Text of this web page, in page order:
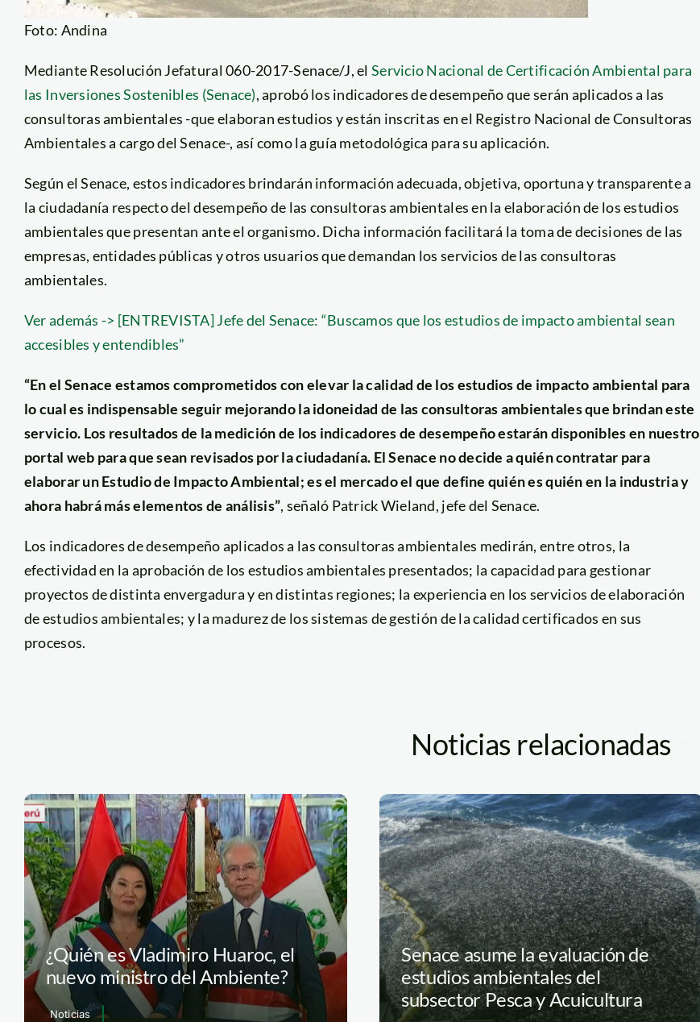
Foto: Andina
Mediante Resolución Jefatural 060-2017-Senace/J, el Servicio Nacional de Certificación Ambiental para
las Inversiones Sostenibles (Senace), aprobó los indicadores de desempeño que serán aplicados a las
consultoras ambientales -que elaboran estudios y están inscritas en el Registro Nacional de Consultoras
Ambientales a cargo del Senace-, así como la guía metodológica para su aplicación.
Según el Senace, estos indicadores brindarán información adecuada, objetiva, oportuna y transparente a
la ciudadanía respecto del desempeño de las consultoras ambientales en la elaboración de los estudios
ambientales que presentan ante el organismo. Dicha información facilitará la toma de decisiones de las
empresas, entidades públicas y otros usuarios que demandan los servicios de las consultoras
ambientales.
Ver además -> [ENTREVISTA] Jefe del Senace: “Buscamos que los estudios de impacto ambiental sean
accesibles y entendibles”
“En el Senace estamos comprometidos con elevar la calidad de los estudios de impacto ambiental para
lo cual es indispensable seguir mejorando la idoneidad de las consultoras ambientales que brindan este
servicio. Los resultados de la medición de los indicadores de desempeño estarán disponibles en nuestro
portal web para que sean revisados por la ciudadanía. El Senace no decide a quién contratar para
elaborar un Estudio de Impacto Ambiental; es el mercado el que define quién es quién en la industria y
ahora habrá más elementos de análisis”, señaló Patrick Wieland, jefe del Senace.
Los indicadores de desempeño aplicados a las consultoras ambientales medirán, entre otros, la
efectividad en la aprobación de los estudios ambientales presentados; la capacidad para gestionar
proyectos de distinta envergadura y en distintas regiones; la experiencia en los servicios de elaboración
de estudios ambientales; y la madurez de los sistemas de gestión de la calidad certificados en sus
procesos.
Noticias relacionadas
¿Quién es Vladimiro Huaroc, el
nuevo ministro del Ambiente?
Noticias
Senace asume la evaluación de
estudios ambientales del
subsector Pesca y Acuicultura